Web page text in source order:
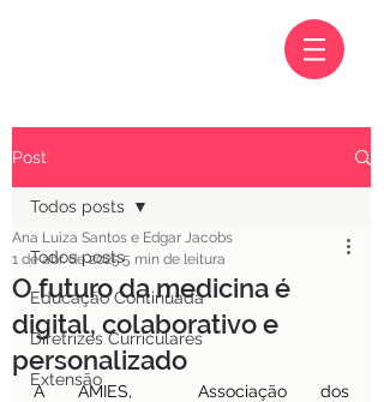
Post
Todos posts
Educação Continuada
Diretrizes Curriculares
Extensão
Todos posts
O futuro da medicina é
digital, colaborativo e
personalizado
Ana Luiza Santos e Edgar Jacobs
1 de abr. de 20255 min de leitura
A AMIES,  Associação dos